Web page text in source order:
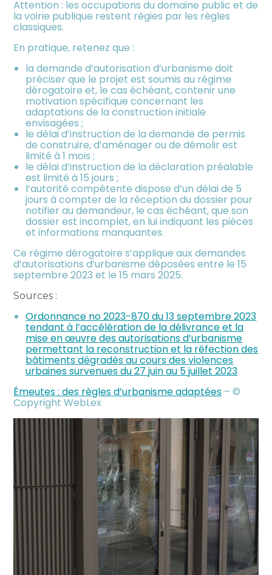
Attention : les occupations du domaine public et de
la voirie publique restent régies par les règles
classiques.
En pratique, retenez que :
la demande d’autorisation d’urbanisme doit
préciser que le projet est soumis au régime
dérogatoire et, le cas échéant, contenir une
motivation spécifique concernant les
adaptations de la construction initiale
envisagées ;
le délai d’instruction de la demande de permis
de construire, d’aménager ou de démolir est
limité à 1 mois ;
le délai d’instruction de la déclaration préalable
est limité à 15 jours ;
l’autorité compétente dispose d’un délai de 5
jours à compter de la réception du dossier pour
notifier au demandeur, le cas échéant, que son
dossier est incomplet, en lui indiquant les pièces
et informations manquantes.
Ce régime dérogatoire s’applique aux demandes
d’autorisations d’urbanisme déposées entre le 15
septembre 2023 et le 15 mars 2025.
Sources :
Ordonnance no 2023-870 du 13 septembre 2023
tendant à l’accélération de la délivrance et la
mise en œuvre des autorisations d’urbanisme
permettant la reconstruction et la réfection des
bâtiments dégradés au cours des violences
urbaines survenues du 27 juin au 5 juillet 2023
Émeutes : des règles d’urbanisme adaptées – ©
Copyright WebLex